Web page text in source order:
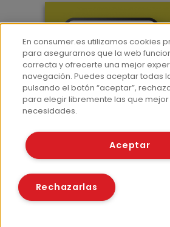
Hemeroteca
Contacto
Prensa
Corpus Lingüístico
© Fundación
Políticas de
En consumer.es utilizamos cookies
para asegurarnos que la web
correcta y ofrecerte una mejor
navegación. Puedes aceptar todas
pulsando el botón “aceptar”,
para elegir libremente las que
necesidades.
Aceptar
Rechazarlas